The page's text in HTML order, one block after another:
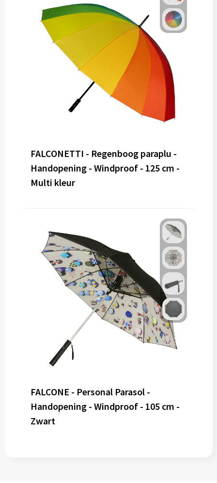
FALCONETTI - Regenboog paraplu -
Handopening - Windproof - 125 cm -
Multi kleur
FALCONE - Personal Parasol -
Handopening - Windproof - 105 cm -
Zwart